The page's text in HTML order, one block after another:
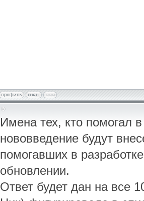
Имена тех, кто помогал
нововведение будут
помогавших в
обновлении.
Ответ будет дан на все